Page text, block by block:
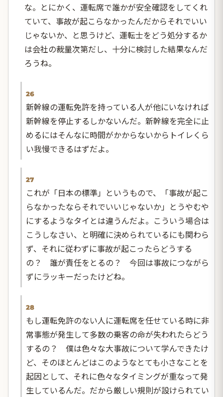
な。とにかく、運転席で誰かが安全確認をしてくれ
ていて、事故が起こらなかったんだからそれでいい
じゃないか、と思うけど、運転士をどう処分するか
は会社の裁量次第だし、十分に検討した結果なんだ
ろうね。
26
新幹線の運転免許を持っている人が他にいなければ
新幹線を停止するしかないんだ。新幹線を完全に止
めるにはそんなに時間がかからないからトイレくら
い我慢できるはずだよ。
27
これが「日本の標準」というもので、「事故が起こ
らなかったならそれでいいじゃないか」とうやむや
にするようなタイとは違うんだよ。こういう場合は
こうしなさい、と明確に決められているにも関わら
ず、それに従わずに事故が起こったらどうする
の？ 誰が責任をとるの？ 今回は事故につながら
ずにラッキーだったけどね。
28
もし運転免許のない人に運転席を任せている時に非
常事態が発生して多数の乗客の命が失われたらどう
するの？ 僕は色々な大事故について学んできたけ
ど、そのほとんどはこのようなとても小さなことを
起因として、それに色々なタイミングが重なって発
生しているんだ。だから厳しい規則が設けられてい